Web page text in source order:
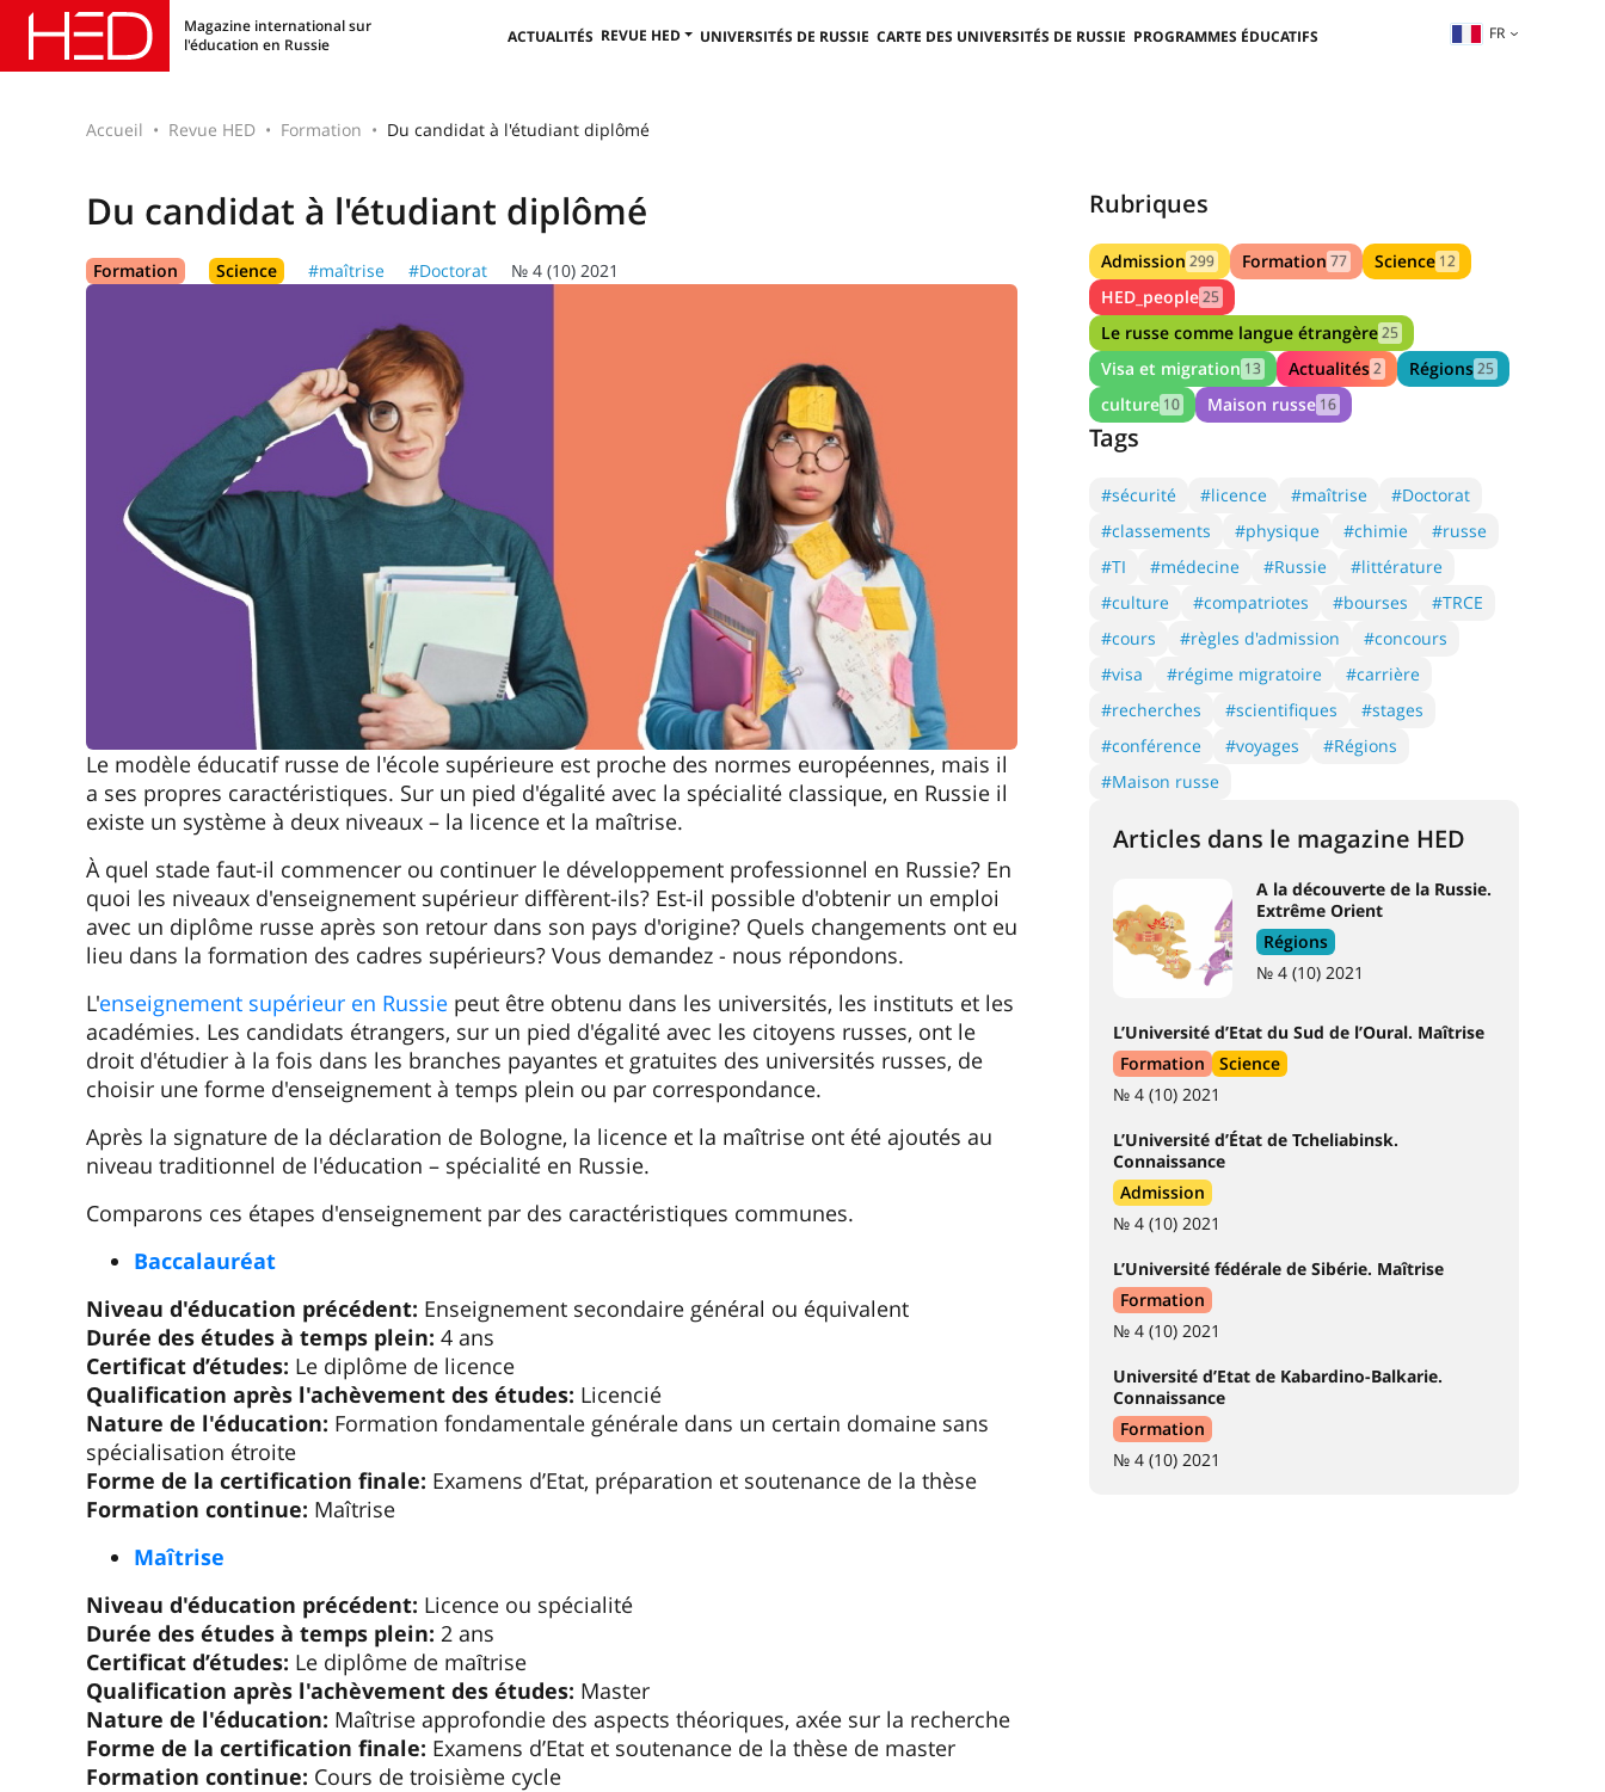
Magazine international sur
l'éducation en Russie
ACTUALITÉS REVUE HED UNIVERSITÉS DE RUSSIE CARTE DES UNIVERSITÉS DE RUSSIE PROGRAMMES ÉDUCATIFS FR
Accueil Revue HED Formation Du candidat à l'étudiant diplômé
Du candidat à l'étudiant diplômé
Formation Science #maîtrise #Doctorat № 4 (10) 2021
Le modèle éducatif russe de l'école supérieure est proche des normes européennes, mais il
a ses propres caractéristiques. Sur un pied d'égalité avec la spécialité classique, en Russie il
existe un système à deux niveaux – la licence et la maîtrise.
À quel stade faut-il commencer ou continuer le développement professionnel en Russie? En
quoi les niveaux d'enseignement supérieur diffèrent-ils? Est-il possible d'obtenir un emploi
avec un diplôme russe après son retour dans son pays d'origine? Quels changements ont eu
lieu dans la formation des cadres supérieurs? Vous demandez - nous répondons.
L'enseignement supérieur en Russie peut être obtenu dans les universités, les instituts et les
académies. Les candidats étrangers, sur un pied d'égalité avec les citoyens russes, ont le
droit d'étudier à la fois dans les branches payantes et gratuites des universités russes, de
choisir une forme d'enseignement à temps plein ou par correspondance.
Après la signature de la déclaration de Bologne, la licence et la maîtrise ont été ajoutés au
niveau traditionnel de l'éducation – spécialité en Russie.
Comparons ces étapes d'enseignement par des caractéristiques communes.
Baccalauréat
Niveau d'éducation précédent: Enseignement secondaire général ou équivalent
Durée des études à temps plein: 4 ans
Certificat d’études: Le diplôme de licence
Qualification après l'achèvement des études: Licencié
Nature de l'éducation: Formation fondamentale générale dans un certain domaine sans
spécialisation étroite
Forme de la certification finale: Examens d’Etat, préparation et soutenance de la thèse
Formation continue: Maîtrise
Maîtrise
Niveau d'éducation précédent: Licence ou spécialité
Durée des études à temps plein: 2 ans
Certificat d’études: Le diplôme de maȋtrise
Qualification après l'achèvement des études: Master
Nature de l'éducation: Maîtrise approfondie des aspects théoriques, axée sur la recherche
Forme de la certification finale: Examens d’Etat et soutenance de la thèse de master
Formation continue: Cours de troisième cycle
Rubriques
Admission 299 Formation 77 Science 12
HED_people25
Le russe comme langue étrangère25
Visa et migration 13 Actualités2 Régions25
culture 10 Maison russe 16
Tags
#sécurité #licence #maîtrise
#Doctorat
#classements
#physique #chimie
#russe
#TI
#médecine #Russie
#littérature
#culture
#compatriotes #bourses
#TRCE
#cours
#règles d'admission
#concours
#visa
#régime migratoire
#carrière
#recherches
#scientifiques
#stages
#conférence
#voyages
#Régions
#Maison russe
Articles dans le magazine HED
A la découverte de la Russie.
Extrême Orient
Régions
№ 4 (10) 2021
L’Université d’Etat du Sud de l’Oural. Maîtrise
Formation
Science
№ 4 (10) 2021
L’Université d’État de Tcheliabinsk.
Connaissance
Admission
№ 4 (10) 2021
L’Université fédérale de Sibérie. Maîtrise
Formation
№ 4 (10) 2021
Université d’Etat de Kabardino-Balkarie.
Connaissance
Formation
№ 4 (10) 2021